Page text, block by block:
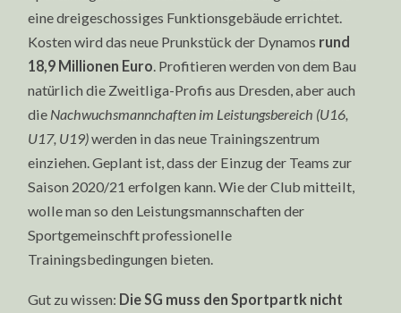
eine dreigeschossiges Funktionsgebäude errichtet.
Kosten wird das neue Prunkstück der Dynamos rund
18,9 Millionen Euro. Profitieren werden von dem Bau
natürlich die Zweitliga-Profis aus Dresden, aber auch
die Nachwuchsmannchaften im Leistungsbereich (U16,
U17, U19)werden in das neue Trainingszentrum
einziehen. Geplant ist, dass der Einzug der Teams zur
Saison 2020/21 erfolgen kann. Wie der Club mitteilt,
wolle man so den Leistungsmannschaften der
Sportgemeinschft professionelle
Trainingsbedingungen bieten.
Gut zu wissen: Die SG muss den Sportpartk nicht